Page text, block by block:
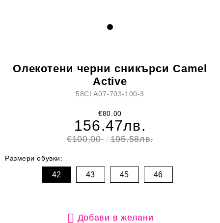
Олекотени черни сникърси Camel
Active
58CLA07-703-100-3
€80.00
156.47лв.
€100.00 195.58лв.
Размери обувки:
42 43 45 46
Добави в желани